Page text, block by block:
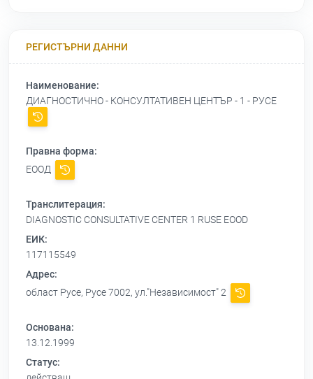
РЕГИСТЪРНИ ДАННИ
Наименование:
ДИАГНОСТИЧНО - КОНСУЛТАТИВЕН ЦЕНТЪР - 1 - РУСЕ
Правна форма:
ЕООД
Транслитерация:
DIAGNOSTIC CONSULTATIVE CENTER 1 RUSE EOOD
ЕИК:
117115549
Адрес:
област Русе, Русе 7002, ул."Независимост" 2
Основана:
13.12.1999
Статус: